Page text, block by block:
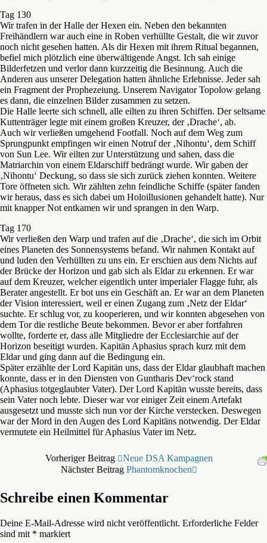
Tag 130
Wir trafen in der Halle der Hexen ein. Neben den bekannten
Freihändlern war auch eine in Roben verhüllte Gestalt, die wir zuvor
noch nicht gesehen hatten. Als dir Hexen mit ihrem Ritual begannen,
befiel mich plötzlich eine überwältigende Angst. Ich sah einige
Bilderfetzen und verlor dann kurzzeitig die Besinnung. Auch die
Anderen aus unserer Delegation hatten ähnliche Erlebnisse. Jeder sah
ein Fragment der Prophezeiung. Unserem Navigator Topolow gelang
es dann, die einzelnen Bilder zusammen zu setzen.
Die Halle leerte sich schnell, alle eilten zu ihren Schiffen. Der seltsame
Kuttenträger legte mit einem großen Kreuzer, der ‚Drache‘, ab.
Auch wir verließen umgehend Footfall. Noch auf dem Weg zum
Sprungpunkt empfingen wir einen Notruf der ‚Nihontu‘, dem Schiff
von Sun Lee. Wir eilten zur Unterstützung und sahen, dass die
Matriarchin von einem Eldarschiff bedrängt wurde. Wir gaben der
‚Nihontu‘ Deckung, so dass sie sich zurück ziehen konnten. Weitere
Tore öffneten sich. Wir zählten zehn feindliche Schiffe (später fanden
wir heraus, dass es sich dabei um Holoillusionen gehandelt hatte). Nur
mit knapper Not entkamen wir und sprangen in den Warp.
Tag 170
Wir verließen den Warp und trafen auf die ‚Drache‘, die sich im Orbit
eines Planeten des Sonnensystems befand. Wir nahmen Kontakt auf
und luden den Verhüllten zu uns ein. Er erschien aus dem Nichts auf
der Brücke der Horizon und gab sich als Eldar zu erkennen. Er war
auf dem Kreuzer, welcher eigentlich unter imperialer Flagge fuhr, als
Berater angestellt. Er bot uns ein Geschäft an. Er war an dem Planeten
der Vision interessiert, weil er einen Zugang zum ‚Netz der Eldar‘
suchte. Er schlug vor, zu kooperieren, und wir konnten abgesehen von
dem Tor die restliche Beute bekommen. Bevor er aber fortfahren
wollte, forderte er, dass alle Mitgliedre der Ecclesiarchie auf der
Horizon beseitigt wurden. Kapitän Aphasius sprach kurz mit dem
Eldar und ging dann auf die Bedingung ein.
Später erzählte der Lord Kapitän uns, dass der Eldar glaubhaft machen
konnte, dass er in den Diensten von Guntharis Dev‘rock stand
(Aphasius totgeglaubter Vater). Der Lord Kapitän wusste bereits, dass
sein Vater noch lebte. Dieser war vor einiger Zeit einem Artefakt
ausgesetzt und musste sich nun vor der Kirche verstecken. Deswegen
war der Mord in den Augen des Lord Kapitäns notwendig. Der Eldar
vermutete ein Heilmittel für Aphasius Vater im Netz.
Vorheriger Beitrag
Neue DSA Kampagnen
Nächster Beitrag Phantomknochen
Schreibe einen Kommentar
Deine E-Mail-Adresse wird nicht veröffentlicht. Erforderliche Felder
sind mit * markiert